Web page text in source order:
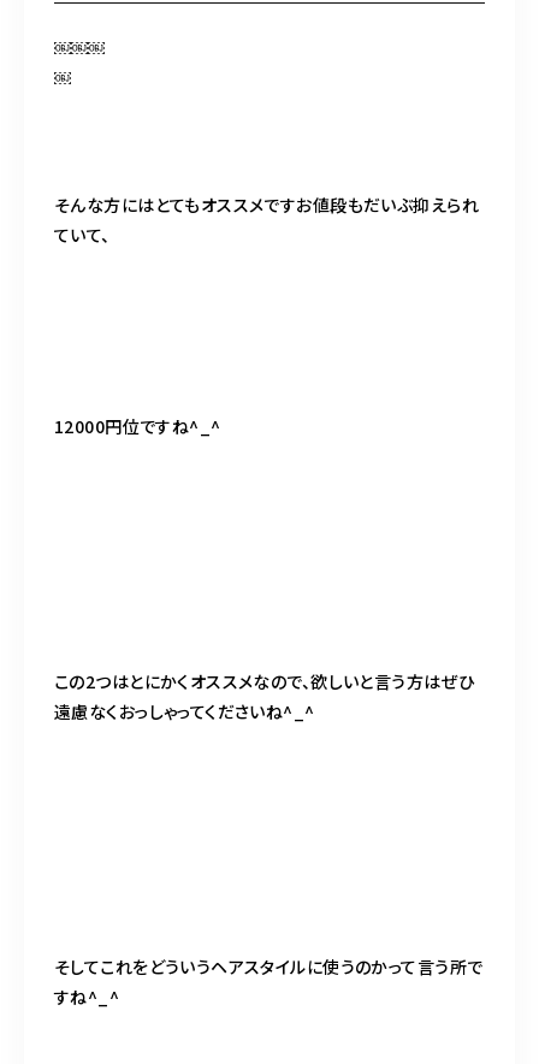
￼￼￼
￼
そんな方にはとてもオススメですお値段もだいぶ抑えられ
ていて、
12000円位ですね^_^
この2つはとにかくオススメなので、欲しいと言う方はぜひ
遠慮なくおっしゃってくださいね^_^
そしてこれをどういうヘアスタイルに使うのかって言う所で
すね^_^